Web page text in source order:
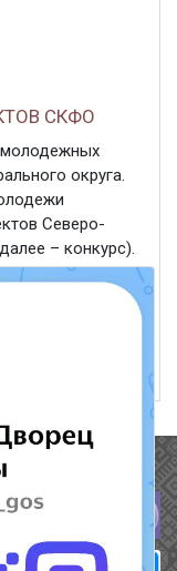
СКФО
молодежных
округа.
Северо-
– конкурс).